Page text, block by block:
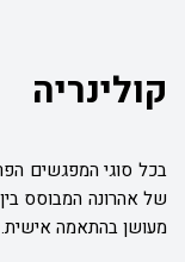
קולינריה
בכל סוגי המפגשים
של אהרונה המבוסס
מעושן בהתאמה אישית.